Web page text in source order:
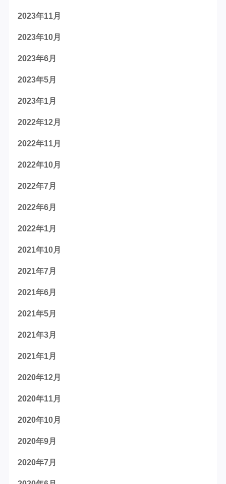
2023年11月
2023年10月
2023年6月
2023年5月
2023年1月
2022年12月
2022年11月
2022年10月
2022年7月
2022年6月
2022年1月
2021年10月
2021年7月
2021年6月
2021年5月
2021年3月
2021年1月
2020年12月
2020年11月
2020年10月
2020年9月
2020年7月